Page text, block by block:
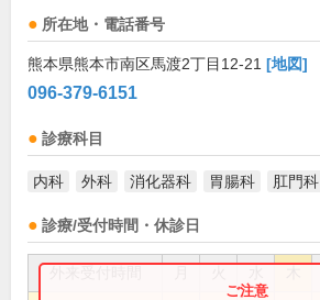
所在地・電話番号
熊本県熊本市南区馬渡2丁目12-21 [地図]
096-379-6151
診療科目
内科 外科 消化器科 胃腸科 肛門科
診療/受付時間・休診日